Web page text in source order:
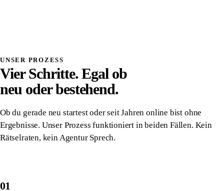
UNSER PROZESS
Vier Schritte. Egal ob
neu oder bestehend.
Ob du gerade neu startest oder seit Jahren online bist ohne
Ergebnisse. Unser Prozess funktioniert in beiden Fällen. Kein
Rätselraten, kein Agentur Sprech.
01